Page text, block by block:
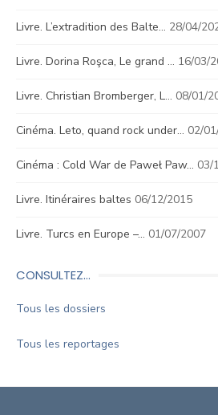
Livre. L’extradition des Balte… 28/04/
Livre. Dorina Roşca, Le grand … 16/03/
Livre. Christian Bromberger, L… 08/01/
Cinéma. Leto, quand rock under… 02/
Cinéma : Cold War de Paweł Paw… 03/
Livre. Itinéraires baltes 06/12/2015
Livre. Turcs en Europe –… 01/07/2007
CONSULTEZ…
Tous les dossiers
Tous les reportages